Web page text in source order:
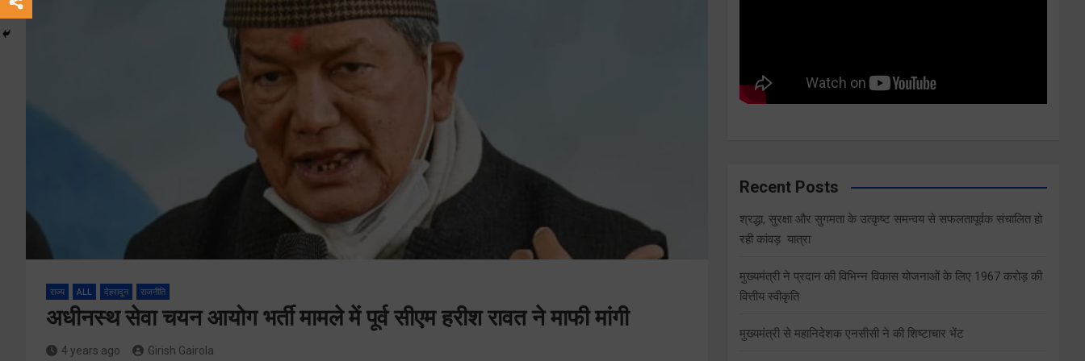
राज्य ALL देहरादून राजनीति
अधीनस्थ सेवा चयन आयोग भर्ती मामले में पूर्व सीएम हरीश रावत ने माफी मांगी
4 years ago Girish Gairola
Recent Posts
श्रद्धा, सुरक्षा और सुगमता के उत्कृष्ट समन्वय से सफलतापूर्वक संचालित हो
रही कांवड़ यात्रा
मुख्यमंत्री ने प्रदान की विभिन्न विकास योजनाओं के लिए 1967 करोड़ की
वित्तीय स्वीकृति
मुख्यमंत्री से महानिदेशक एनसीसी ने की शिष्टाचार भेंट